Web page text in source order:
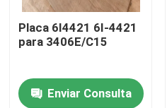
Placa 6I4421 6I-4421
para 3406E/C15
Enviar Consulta